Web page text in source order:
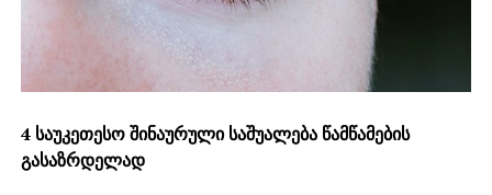
4 საუკეთესო შინაურული საშუალება წამწამების
გასაზრდელად